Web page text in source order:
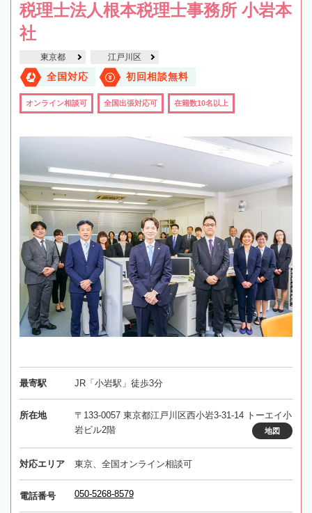
税理士法人根本税理士事務所 小岩本
社
東京都 江戸川区
全国対応 初回相談無料
オンライン相談可 全国出張対応可 在籍数10名以上
最寄駅 JR「小岩駅」徒歩3分
所在地
〒133-0057 東京都江戸川区西小岩3-31-14 トーエイ小
岩ビル2階
地図
対応エリア 東京、全国オンライン相談可
電話番号 050-5268-8579